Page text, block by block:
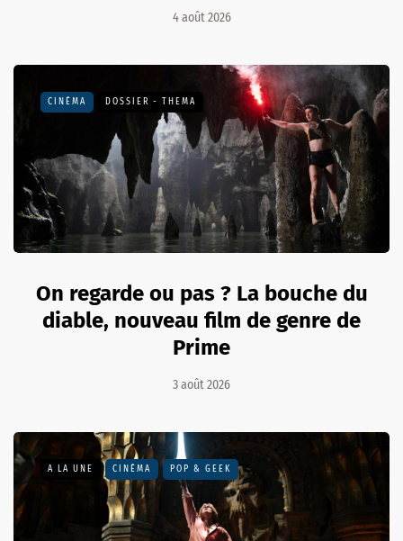
4 août 2026
CINÉMA DOSSIER - THEMA
On regarde ou pas ? La bouche du
diable, nouveau film de genre de
Prime
3 août 2026
A LA UNE CINÉMA POP & GEEK